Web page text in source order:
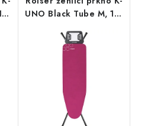
UNO Black Tube M, 115